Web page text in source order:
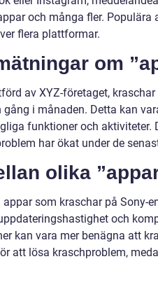
och många fler.
flera plattformar.
om
av XYZ-företaget,
gång i månaden. Detta kan
funktioner och aktiviteter.
har ökat under de
olika
som kraschar på Sony-
och
kan vara mer benägna att
att lösa kraschproblem,